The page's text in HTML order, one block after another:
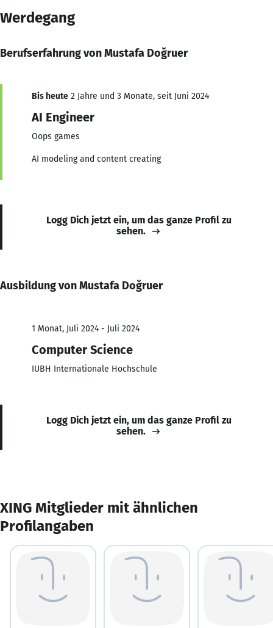
Werdegang
Berufserfahrung von Mustafa Doğruer
Bis heute 2 Jahre und 3 Monate, seit Juni 2024
AI Engineer
Oops games
AI modeling and content creating
Logg Dich jetzt ein, um das ganze Profil zu
sehen.
Ausbildung von Mustafa Doğruer
1 Monat, Juli 2024 - Juli 2024
Computer Science
IUBH Internationale Hochschule
Logg Dich jetzt ein, um das ganze Profil zu
sehen.
XING Mitglieder mit ähnlichen
Profilangaben